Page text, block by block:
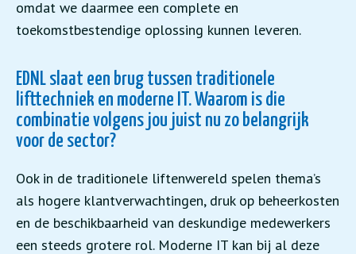
omdat we daarmee een complete en
toekomstbestendige oplossing kunnen leveren.
EDNL slaat een brug tussen traditionele
lifttechniek en moderne IT. Waarom is die
combinatie volgens jou juist nu zo belangrijk
voor de sector?
Ook in de traditionele liftenwereld spelen thema’s
als hogere klantverwachtingen, druk op beheerkosten
en de beschikbaarheid van deskundige medewerkers
een steeds grotere rol. Moderne IT kan bij al deze